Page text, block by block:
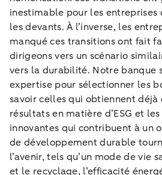
inestimable pour les entreprises
les devants. À l’inverse, les
manqué ces transitions ont fait
dirigeons vers un scénario
vers la durabilité. Notre banque
expertise pour sélectionner les
savoir celles qui obtiennent déjà
résultats en matière d’ESG et
innovantes qui contribuent à un
de développement durable
l’avenir, tels qu’un mode de vie
et le recyclage, l’efficacité